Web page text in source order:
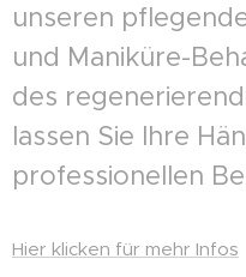
unseren
und Maniküre-
des
lassen Sie Ihre
professionellen
Hier klicken für mehr Infos